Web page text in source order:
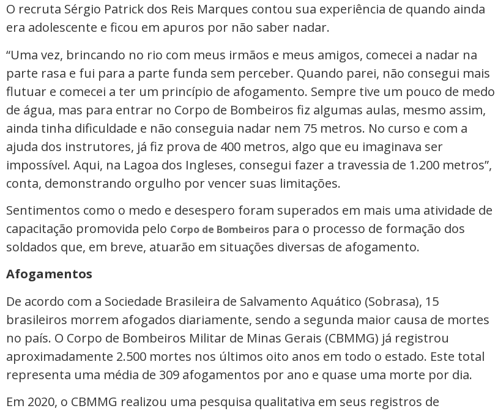
O recruta Sérgio Patrick dos Reis Marques contou sua experiência de quando ainda
era adolescente e ficou em apuros por não saber nadar.
“Uma vez, brincando no rio com meus irmãos e meus amigos, comecei a nadar na
parte rasa e fui para a parte funda sem perceber. Quando parei, não consegui mais
flutuar e comecei a ter um princípio de afogamento. Sempre tive um pouco de medo
de água, mas para entrar no Corpo de Bombeiros fiz algumas aulas, mesmo assim,
ainda tinha dificuldade e não conseguia nadar nem 75 metros. No curso e com a
ajuda dos instrutores, já fiz prova de 400 metros, algo que eu imaginava ser
impossível. Aqui, na Lagoa dos Ingleses, consegui fazer a travessia de 1.200 metros”,
conta, demonstrando orgulho por vencer suas limitações.
Sentimentos como o medo e desespero foram superados em mais uma atividade de
capacitação promovida pelo Corpo de Bombeiros para o processo de formação dos
soldados que, em breve, atuarão em situações diversas de afogamento.
Afogamentos
De acordo com a Sociedade Brasileira de Salvamento Aquático (Sobrasa), 15
brasileiros morrem afogados diariamente, sendo a segunda maior causa de mortes
no país. O Corpo de Bombeiros Militar de Minas Gerais (CBMMG) já registrou
aproximadamente 2.500 mortes nos últimos oito anos em todo o estado. Este total
representa uma média de 309 afogamentos por ano e quase uma morte por dia.
Em 2020, o CBMMG realizou uma pesquisa qualitativa em seus registros de